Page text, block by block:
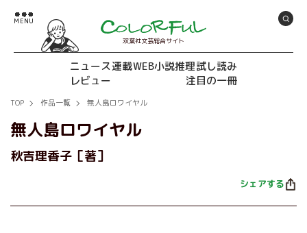
双葉社文芸総合サイト
ニュース連載WEB小説推理試し読み
レビュー
注目の一冊
TOP 作品一覧 無人島ロワイヤル
無人島ロワイヤル
秋吉理香子［著］
シェアする